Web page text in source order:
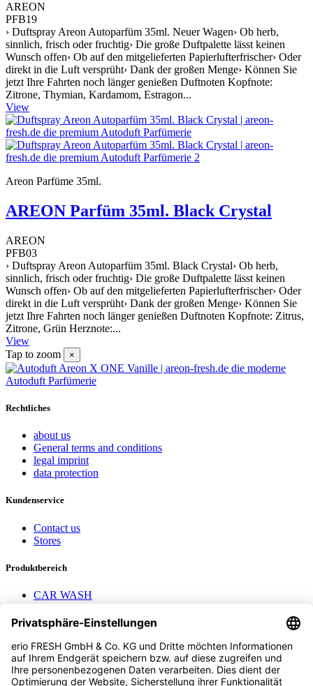
AREON
PFB19
› Duftspray Areon Autoparfüm 35ml. Neuer Wagen› Ob herb,
sinnlich, frisch oder fruchtig› Die große Duftpalette lässt keinen
Wunsch offen› Ob auf den mitgelieferten Papierlufterfrischer› Oder
direkt in die Luft versprüht› Dank der großen Menge› Können Sie
jetzt Ihre Fahrten noch länger genießen Duftnoten Kopfnote:
Zitrone, Thymian, Kardamom, Estragon...
View
Areon Parfüme 35ml.
AREON Parfüm 35ml. Black Crystal
AREON
PFB03
› Duftspray Areon Autoparfüm 35ml. Black Crystal› Ob herb,
sinnlich, frisch oder fruchtig› Die große Duftpalette lässt keinen
Wunsch offen› Ob auf den mitgelieferten Papierlufterfrischer› Oder
direkt in die Luft versprüht› Dank der großen Menge› Können Sie
jetzt Ihre Fahrten noch länger genießen Duftnoten Kopfnote: Zitrus,
Zitrone, Grün Herznote:...
View
Tap to zoom
×
Rechtliches
about us
General terms and conditions
legal imprint
data protection
Kundenservice
Contact us
Stores
Produktbereich
CAR WASH
AEROTEC Compressors
Nayax Cashless
Contact us